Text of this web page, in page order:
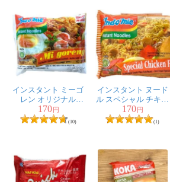
インスタント ミーゴ
レン オリジナル
【Indo mie】
170円
(10)
インスタント ヌード
ル スペシャル チキン
味 【Indo mie】
170円
(1)